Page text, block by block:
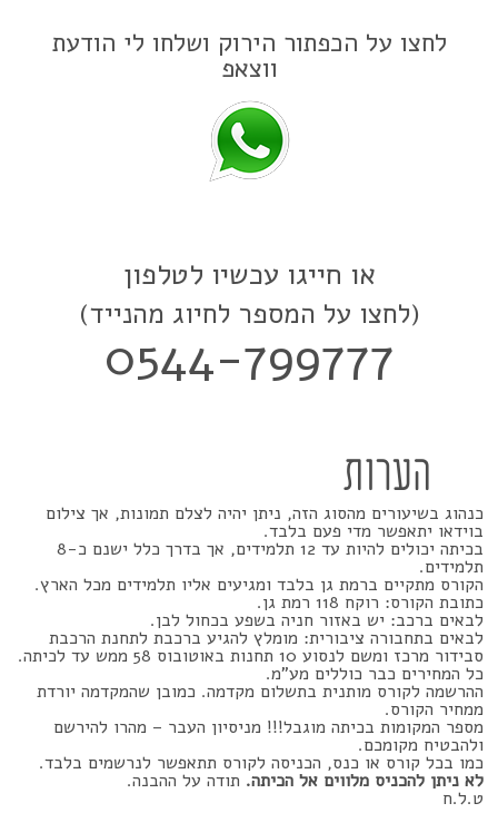
לחצו על הכפתור הירוק ושלחו לי הודעת
ווצאפ
או חייגו עכשיו לטלפון
(לחצו על המספר לחיוג מהנייד)
0544-799777
הערות
כנהוג בשיעורים מהסוג הזה, ניתן יהיה לצלם תמונות, אך צילום
בוידאו יתאפשר מדי פעם בלבד.
בכיתה יכולים להיות עד 12 תלמידים, אך בדרך כלל ישנם כ-8
תלמידים.
הקורס מתקיים ברמת גן בלבד ומגיעים אליו תלמידים מכל הארץ.
כתובת הקורס: רוקח 118 רמת גן.
לבאים ברכב: יש באזור חניה בשפע בכחול לבן.
לבאים בתחבורה ציבורית: מומלץ להגיע ברכבת לתחנת הרכבת
סבידור מרכז ומשם לנסוע 10 תחנות באוטובוס 58 ממש עד לכיתה.
כל המחירים כבר כוללים מע"מ.
ההרשמה לקורס מותנית בתשלום מקדמה. כמובן שהמקדמה יורדת
ממחיר הקורס.
מספר המקומות בכיתה מוגבל!!! מניסיון העבר – מהרו להירשם
ולהבטיח מקומכם.
כמו בכל קורס או כנס, הכניסה לקורס תתאפשר לנרשמים בלבד.
לא ניתן להכניס מלווים אל הכיתה. תודה על ההבנה.
ט.ל.ח